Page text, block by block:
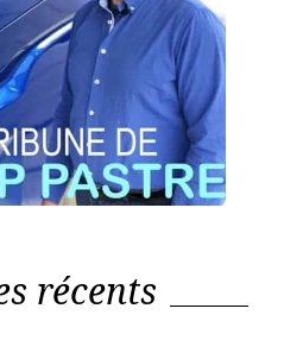
récents